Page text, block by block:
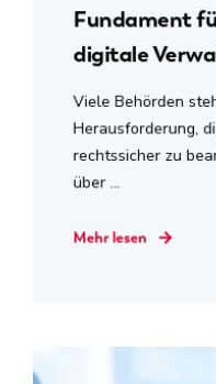
Fundament
digitale
Viele Behörden
Herausforderung,
rechtssicher zu
über ...
Mehr lesen